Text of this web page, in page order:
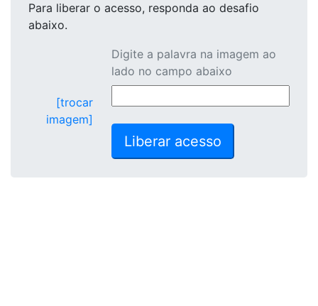
Para liberar o acesso, responda ao desafio
abaixo.
[trocar
imagem]
Digite a palavra na imagem ao
lado no campo abaixo